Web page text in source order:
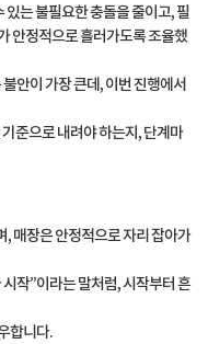
는 불필요한 충돌을 줄이고, 필
안정적으로 흘러가도록 조율했
안이 가장 큰데, 이번 진행에서
준으로 내려야 하는지, 단계마
매장은 안정적으로 자리 잡아가
작”이라는 말처럼, 시작부터 흔
합니다.